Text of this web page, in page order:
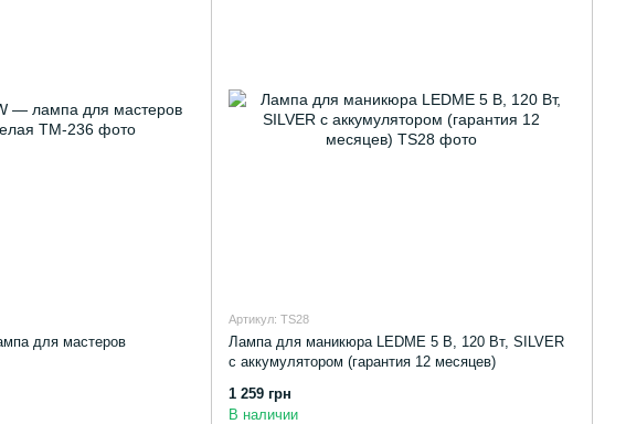
для мастеров
Артикул: TS28
Лампа для маникюра LEDME 5 В, 120 Вт, SILVER
с аккумулятором (гарантия 12 месяцев)
1 259 грн
В наличии